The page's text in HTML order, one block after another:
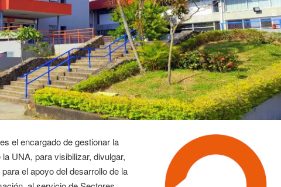
el encargado de gestionar la
UNA, para visibilizar, divulgar,
el apoyo del desarrollo de la